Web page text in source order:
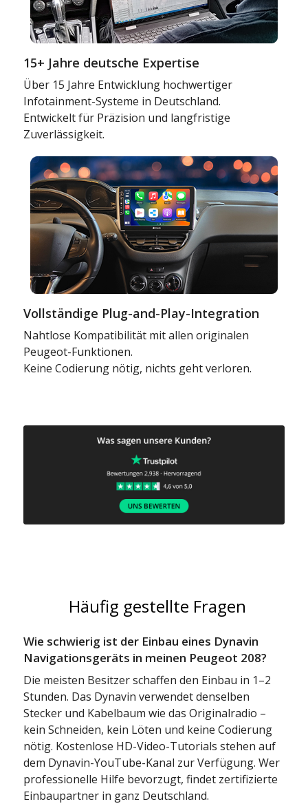
15+ Jahre deutsche Expertise
Über 15 Jahre Entwicklung hochwertiger
Infotainment-Systeme in Deutschland.
Entwickelt für Präzision und langfristige
Zuverlässigkeit.
Vollständige Plug-and-Play-Integration
Nahtlose Kompatibilität mit allen originalen
Peugeot-Funktionen.
Keine Codierung nötig, nichts geht verloren.
Häufig gestellte Fragen
Wie schwierig ist der Einbau eines Dynavin
Navigationsgeräts in meinen Peugeot 208?
Die meisten Besitzer schaffen den Einbau in 1–2
Stunden. Das Dynavin verwendet denselben
Stecker und Kabelbaum wie das Originalradio –
kein Schneiden, kein Löten und keine Codierung
nötig. Kostenlose HD-Video-Tutorials stehen auf
dem Dynavin-YouTube-Kanal zur Verfügung. Wer
professionelle Hilfe bevorzugt, findet zertifizierte
Einbaupartner in ganz Deutschland.